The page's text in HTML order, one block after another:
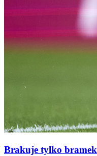
Brakuje tylko bramek